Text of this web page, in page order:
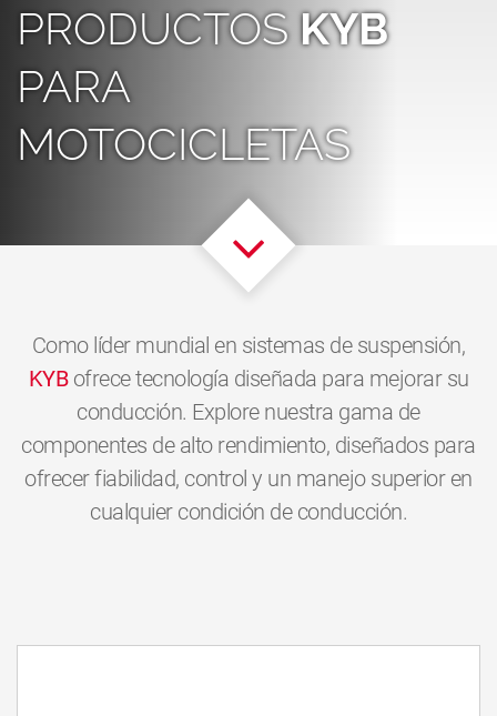
PRODUCTOSKYB
PARA
MOTOCICLETAS
Como líder mundial en sistemas de suspensión,
KYBofrece tecnología diseñada para mejorar su
conducción. Explore nuestra gama de
componentes de alto rendimiento, diseñados para
ofrecer fiabilidad, control y un manejo superior en
cualquier condición de conducción.